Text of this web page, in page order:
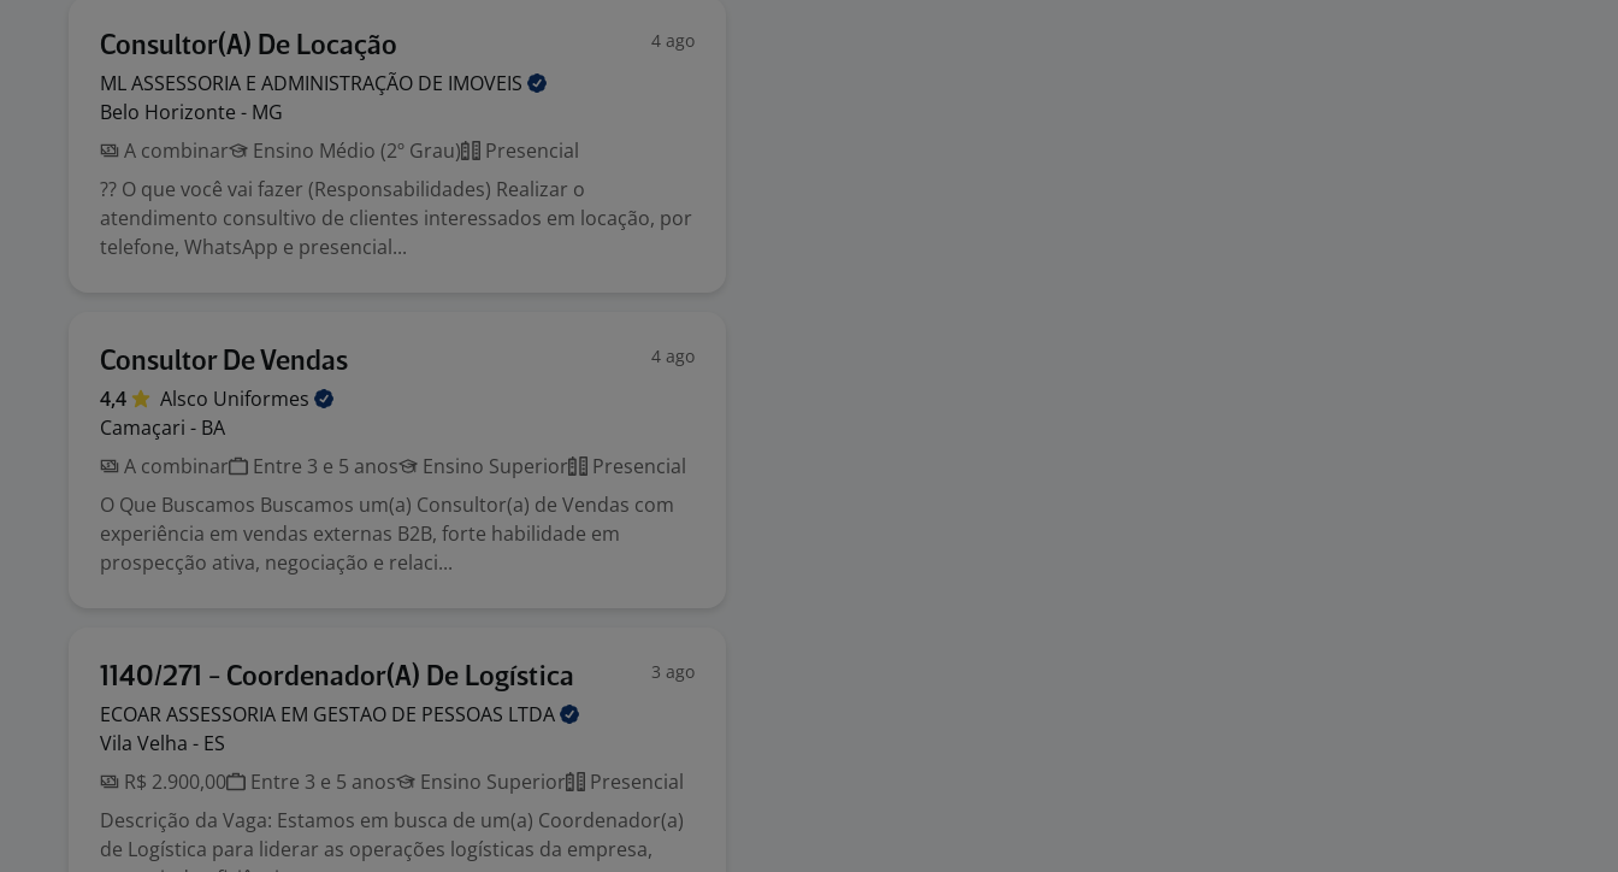
Consultor(A) De Locação 4 ago
ML ASSESSORIA E ADMINISTRAÇÃO DE IMOVEIS
Belo Horizonte - MG
A combinar
Ensino Médio (2º Grau)
Presencial
?? O que você vai fazer (Responsabilidades) Realizar o
atendimento consultivo de clientes interessados em locação, por
telefone, WhatsApp e presencial...
Consultor De Vendas 4 ago
4,4 Alsco Uniformes
Camaçari - BA
A combinar
Entre 3 e 5 anos Ensino Superior
Presencial
O Que Buscamos Buscamos um(a) Consultor(a) de Vendas com
experiência em vendas externas B2B, forte habilidade em
prospecção ativa, negociação e relaci...
1140/271 - Coordenador(A) De Logística 3 ago
ECOAR ASSESSORIA EM GESTAO DE PESSOAS LTDA
Vila Velha - ES
R$ 2.900,00
Entre 3 e 5 anos Ensino Superior
Presencial
Descrição da Vaga: Estamos em busca de um(a) Coordenador(a)
de Logística para liderar as operações logísticas da empresa,